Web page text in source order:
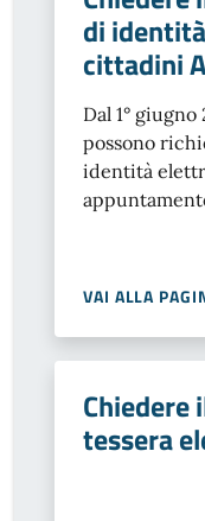
di
cittadini
Dal 1°
possono
identità
VAI ALLA
Chiedere
tessera